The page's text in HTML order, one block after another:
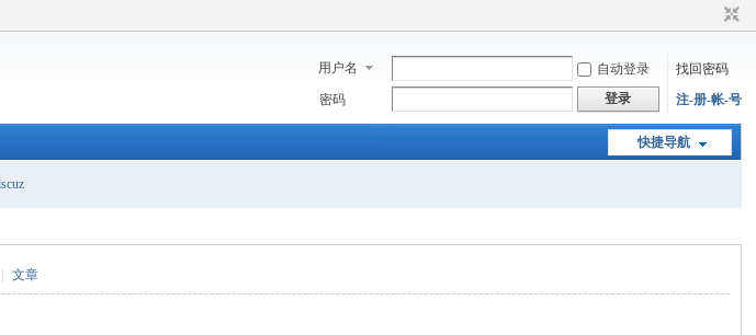
用户名 自动登录
找回密码
密码
登录 注-册-帐-号
快捷导航
文章